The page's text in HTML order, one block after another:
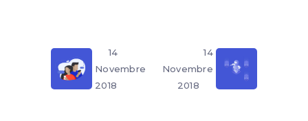
14
Novembre
2018
14
Novembre
2018